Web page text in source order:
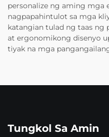
personalize ng aming mga
nagpapahintulot sa mga
katangian tulad ng taas ng
at ergonomikong disenyo
tiyak na mga
Tungkol Sa Amin